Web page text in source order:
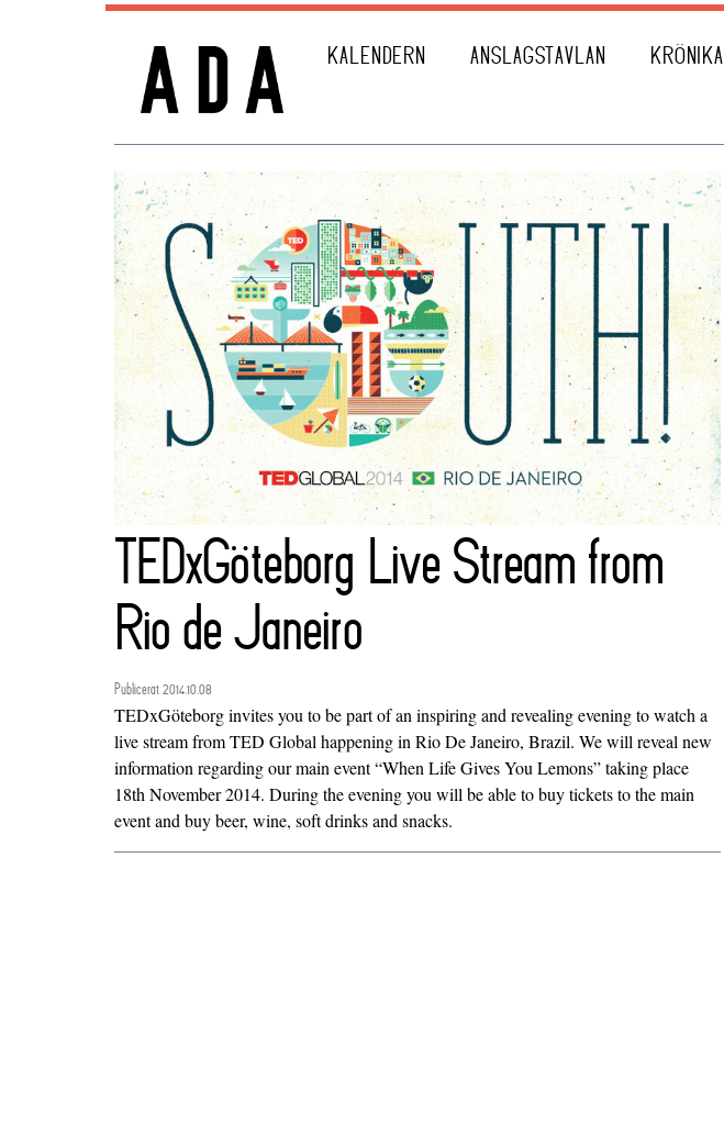
KALENDERN ANSLAGSTAVLAN KRÖNIKA
TEDxGöteborg Live Stream from
Rio de Janeiro
Publicerat 2014.10.08
TEDxGöteborg invites you to be part of an inspiring and revealing evening to watch a
live stream from TED Global happening in Rio De Janeiro, Brazil. We will reveal new
information regarding our main event “When Life Gives You Lemons” taking place
18th November 2014. During the evening you will be able to buy tickets to the main
event and buy beer, wine, soft drinks and snacks.